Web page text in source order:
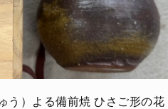
う）よる備前焼 ひさご形の花